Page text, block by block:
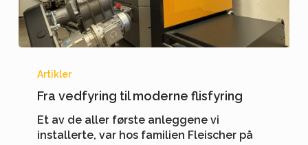
vedfyring
moderne
flisfyring
Artikler
Fra vedfyring til moderne flisfyring
Et av de aller første anleggene vi
installerte, var hos familien Fleischer på